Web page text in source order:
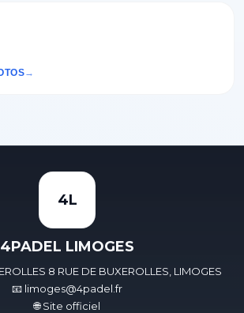
4L
4PADEL LIMOGES
8 RUE DE BUXEROLLES, LIMOGES
📧 limoges@4padel.fr
🌐 Site officiel